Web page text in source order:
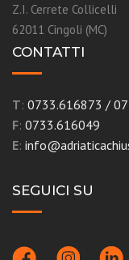
Z.I. Cerrete Collicelli
62011 Cingoli (MC)
CONTATTI
T: 0733.616873 /
F: 0733.616049
E:
SEGUICI SU